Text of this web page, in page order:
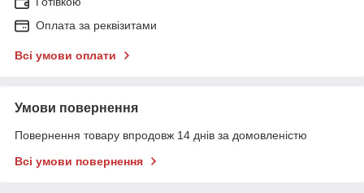
Оплата за реквізитами
Всі умови оплати
Умови повернення
Повернення товару впродовж 14 днів за домовленістю
Всі умови повернення